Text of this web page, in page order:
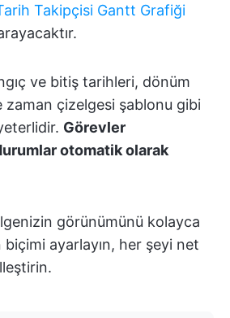
Takipçisi Gantt Grafiği
ve bitiş tarihleri, dönüm
zaman çizelgesi şablonu gibi
Görevler
otomatik olarak
görünümünü kolayca
ayarlayın, her şeyi net